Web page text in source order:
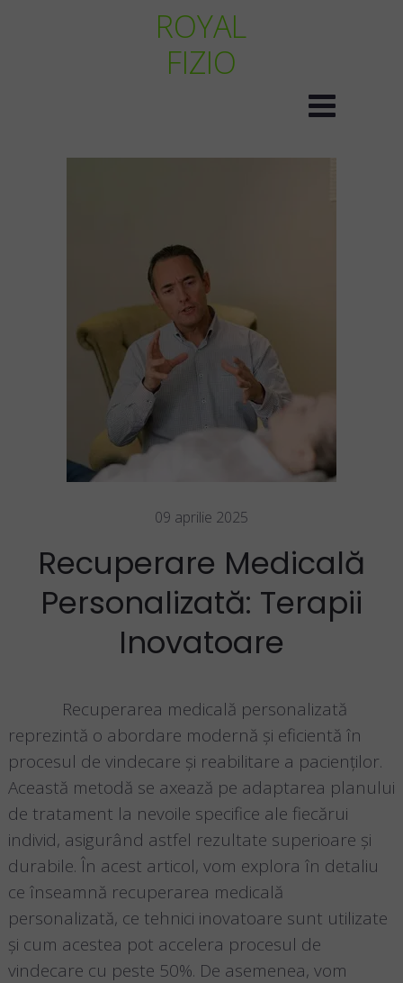
ROYAL
FIZIO
09 aprilie 2025
Recuperare Medicală
Personalizată: Terapii
Inovatoare
Recuperarea medicală personalizată
reprezintă o abordare modernă și eficientă în
procesul de vindecare și reabilitare a pacienților.
Această metodă se axează pe adaptarea planului
de tratament la nevoile specifice ale fiecărui
individ, asigurând astfel rezultate superioare și
durabile. În acest articol, vom explora în detaliu
ce înseamnă recuperarea medicală
personalizată, ce tehnici inovatoare sunt utilizate
și cum acestea pot accelera procesul de
vindecare cu peste 50%. De asemenea, vom